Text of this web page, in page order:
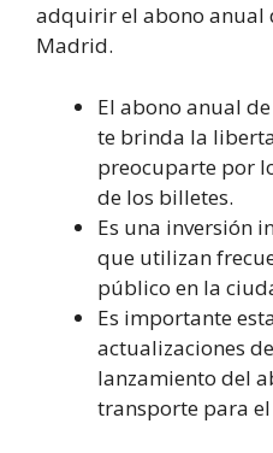
adquirir el abono anual
Madrid.
El abono anual
te brinda la
preocuparte por
de los billetes.
Es una inversión
que utilizan
público en la
Es importante
actualizaciones
lanzamiento del
transporte para